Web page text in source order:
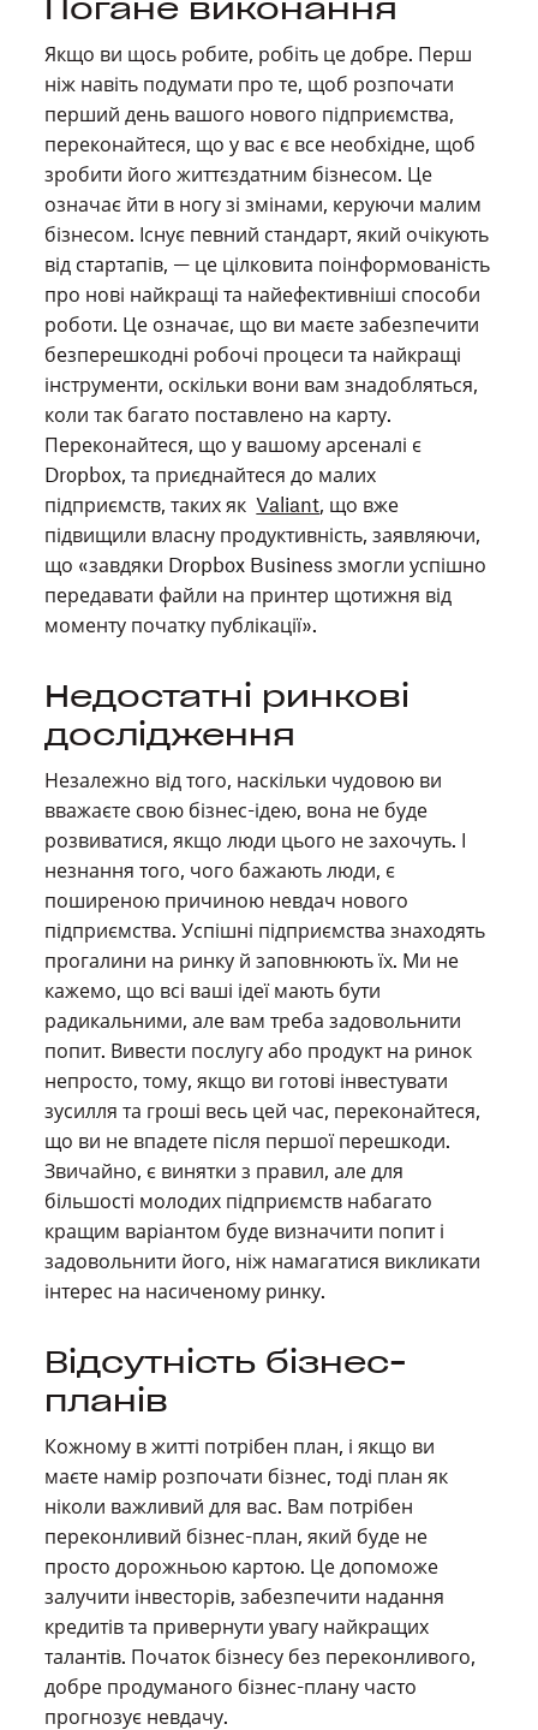
Погане виконання
Якщо ви щось робите, робіть це добре. Перш
ніж навіть подумати про те, щоб розпочати
перший день вашого нового підприємства,
переконайтеся, що у вас є все необхідне, щоб
зробити його життєздатним бізнесом. Це
означає йти в ногу зі змінами, керуючи малим
бізнесом. Існує певний стандарт, який очікують
від стартапів, — це цілковита поінформованість
про нові найкращі та найефективніші способи
роботи. Це означає, що ви маєте забезпечити
безперешкодні робочі процеси та найкращі
інструменти, оскільки вони вам знадобляться,
коли так багато поставлено на карту.
Переконайтеся, що у вашому арсеналі є
Dropbox, та приєднайтеся до малих
підприємств, таких якValiant, що вже
підвищили власну продуктивність, заявляючи,
що «завдяки Dropbox Business змогли успішно
передавати файли на принтер щотижня від
моменту початку публікації».
Недостатні ринкові
дослідження
Незалежно від того, наскільки чудовою ви
вважаєте свою бізнес-ідею, вона не буде
розвиватися, якщо люди цього не захочуть. І
незнання того, чого бажають люди, є
поширеною причиною невдач нового
підприємства. Успішні підприємства знаходять
прогалини на ринку й заповнюють їх. Ми не
кажемо, що всі ваші ідеї мають бути
радикальними, але вам треба задовольнити
попит. Вивести послугу або продукт на ринок
непросто, тому, якщо ви готові інвестувати
зусилля та гроші весь цей час, переконайтеся,
що ви не впадете після першої перешкоди.
Звичайно, є винятки з правил, але для
більшості молодих підприємств набагато
кращим варіантом буде визначити попит і
задовольнити його, ніж намагатися викликати
інтерес на насиченому ринку.
Відсутність бізнес-
планів
Кожному в житті потрібен план, і якщо ви
маєте намір розпочати бізнес, тоді план як
ніколи важливий для вас. Вам потрібен
переконливий бізнес-план, який буде не
просто дорожньою картою. Це допоможе
залучити інвесторів, забезпечити надання
кредитів та привернути увагу найкращих
талантів. Початок бізнесу без переконливого,
добре продуманого бізнес-плану часто
прогнозує невдачу.